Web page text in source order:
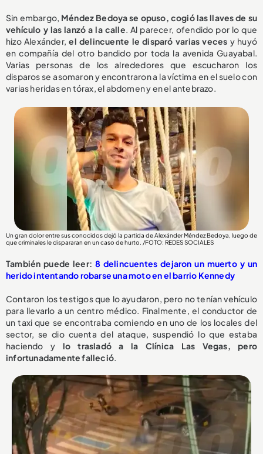
Sin embargo, Méndez Bedoya se opuso, cogió las llaves de su
vehículo y las lanzó a la calle. Al parecer, ofendido por lo que
hizo Alexánder,el delincuente le disparó varias veces y huyó
en compañía del otro bandido por toda la avenida Guayabal.
Varias personas de los alrededores que escucharon los
disparos se asomaron y encontraron a la víctima en el suelo con
varias heridas en tórax, el abdomen y en el antebrazo.
Un gran dolor entre sus conocidos dejó la partida de Alexánder Méndez Bedoya, luego de
que criminales le dispararan en un caso de hurto. /FOTO: REDES SOCIALES
También puede leer: 8 delincuentes dejaron un muerto y un
herido intentando robarse una moto en el barrio Kennedy
Contaron los testigos que lo ayudaron, pero no tenían vehículo
para llevarlo a un centro médico. Finalmente, el conductor de
un taxi que se encontraba comiendo en uno de los locales del
sector, se dio cuenta del ataque, suspendió lo que estaba
haciendo y lo trasladó a la Clínica Las Vegas, pero
infortunadamente falleció.